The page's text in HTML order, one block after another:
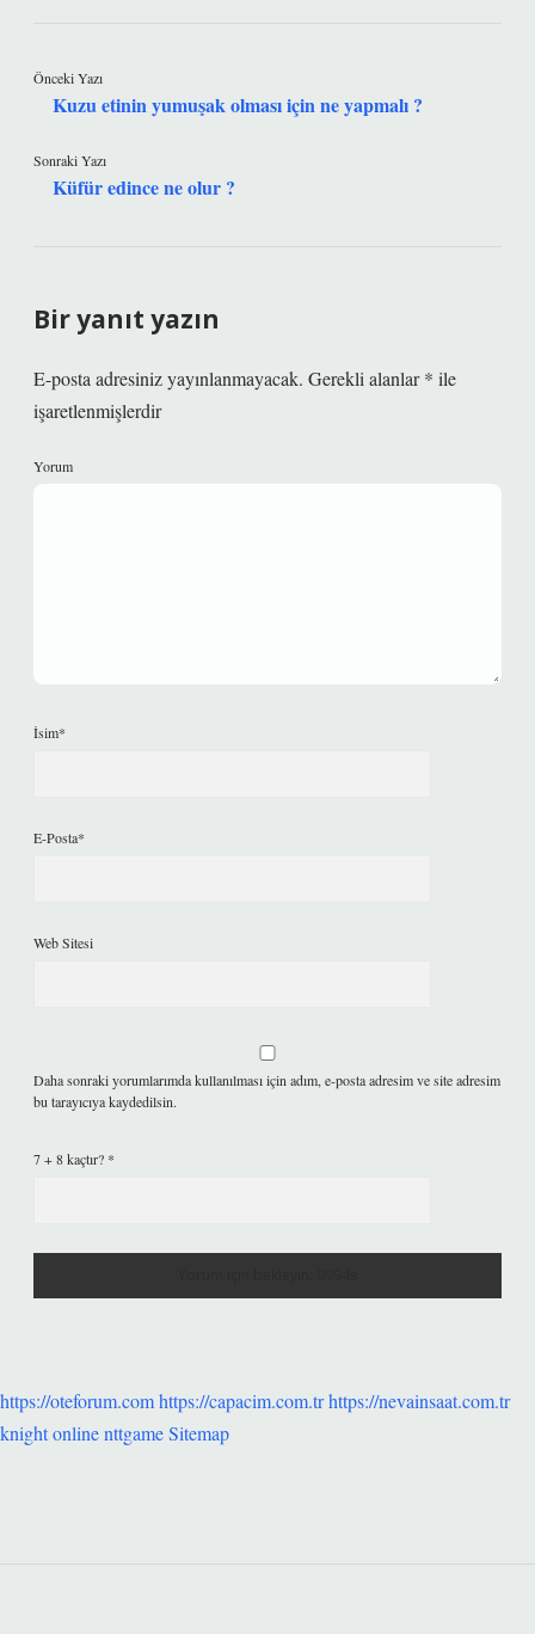
Önceki Yazı
Kuzu etinin yumuşak olması için ne yapmalı ?
Sonraki Yazı
Küfür edince ne olur ?
Bir yanıt yazın
E-posta adresiniz yayınlanmayacak. Gerekli alanlar* ile
işaretlenmişlerdir
Yorum
İsim*
E-Posta*
Web Sitesi
Daha sonraki yorumlarımda kullanılması için adım, e-posta adresim ve site adresim
bu tarayıcıya kaydedilsin.
7 + 8 kaçtır? *
https://oteforum.comhttps://capacim.com.trhttps://nevainsaat.com.tr
knight onlinenttgameSitemap